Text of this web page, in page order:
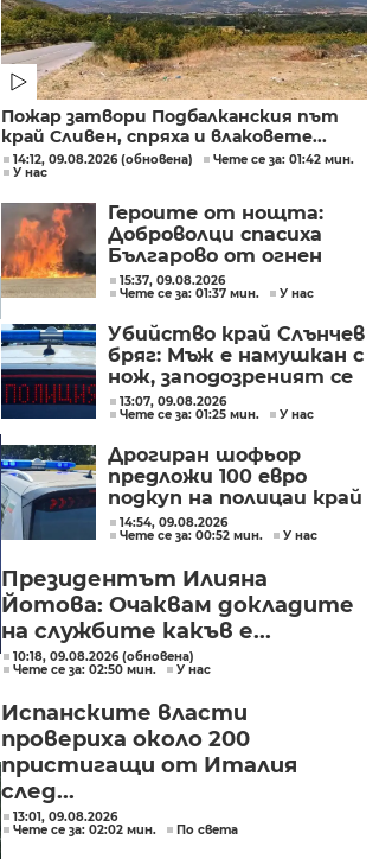
Пожар затвори Подбалканския път
край Сливен, спряха и влаковете...
14:12, 09.08.2026 (обновена)
Чете се за: 01:42 мин.
У нас
Героите от нощта:
Доброволци спасиха
Българово от огнен
капан
15:37, 09.08.2026
Чете се за: 01:37 мин.
У нас
Убийство край Слънчев
бряг: Мъж е намушкан с
нож, заподозреният се
опитал да избяга
13:07, 09.08.2026
Чете се за: 01:25 мин.
У нас
Дрогиран шофьор
предложи 100 евро
подкуп на полицаи край
Поморие
14:54, 09.08.2026
Чете се за: 00:52 мин.
У нас
Президентът Илияна
Йотова: Очаквам докладите
на службите какъв е...
10:18, 09.08.2026 (обновена)
Чете се за: 02:50 мин.
У нас
Испанските власти
провериха около 200
пристигащи от Италия
след...
13:01, 09.08.2026
Чете се за: 02:02 мин.
По света